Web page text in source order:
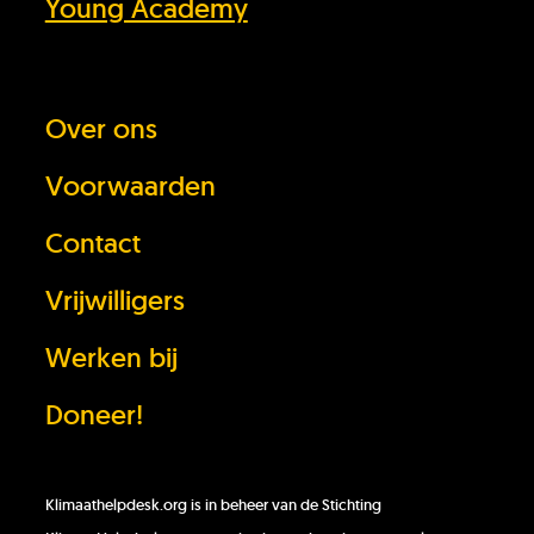
Young Academy
Over ons
Voorwaarden
Contact
Vrijwilligers
Werken bij
Doneer!
Klimaathelpdesk.org is in beheer van de Stichting
Heb je het antwoord dat je zocht niet
gevonden?
Stel je vraag
In behandeling